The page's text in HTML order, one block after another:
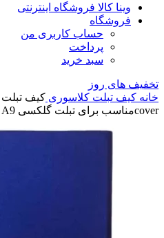
وینا کالا فروشگاه اینترنتی
فروشگاه
حساب کاربری من
پرداخت
سبد خرید
تخفیف های روز
خانه کیف تبلت کلاسوری
coverمناسب برای تبلت گلکسی Galaxy tab A9